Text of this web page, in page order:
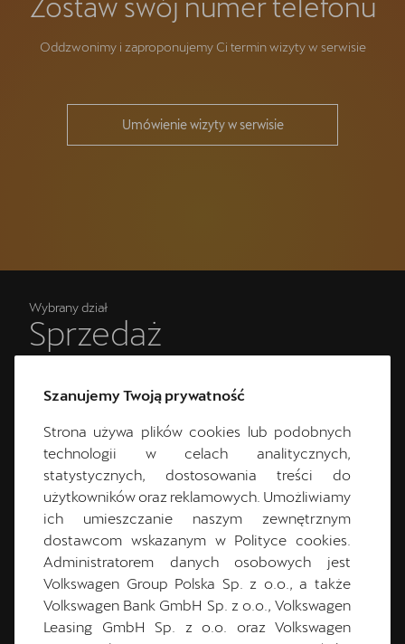
Oddzwonimy i zaproponujemy Ci termin wizyty w serwisie
Umówienie wizyty w serwisie
Wybrany dział
Sprzedaż
Dane kontaktowe
52 521 99 91
cuprabydgoszcz@plichta.com.pl
Godziny otwarcia
Poniedziałek:9:00-
19:00
Wtorek:9:00- 19:00
Środa:9:00-19:00
Czwartek:
9:00-19:00
Szanujemy Twoją prywatność
Strona używa plików cookies lub podobnych
technologii w celach analitycznych,
statystycznych, dostosowania treści do
użytkowników oraz reklamowych. Umożliwiamy
ich umieszczanie naszym zewnętrznym
dostawcom wskazanym w Polityce cookies.
Administratorem danych osobowych jest
Volkswagen Group Polska Sp. z o.o., a także
Volkswagen Bank GmbH Sp. z o.o., Volkswagen
Leasing GmbH Sp. z o.o. oraz Volkswagen